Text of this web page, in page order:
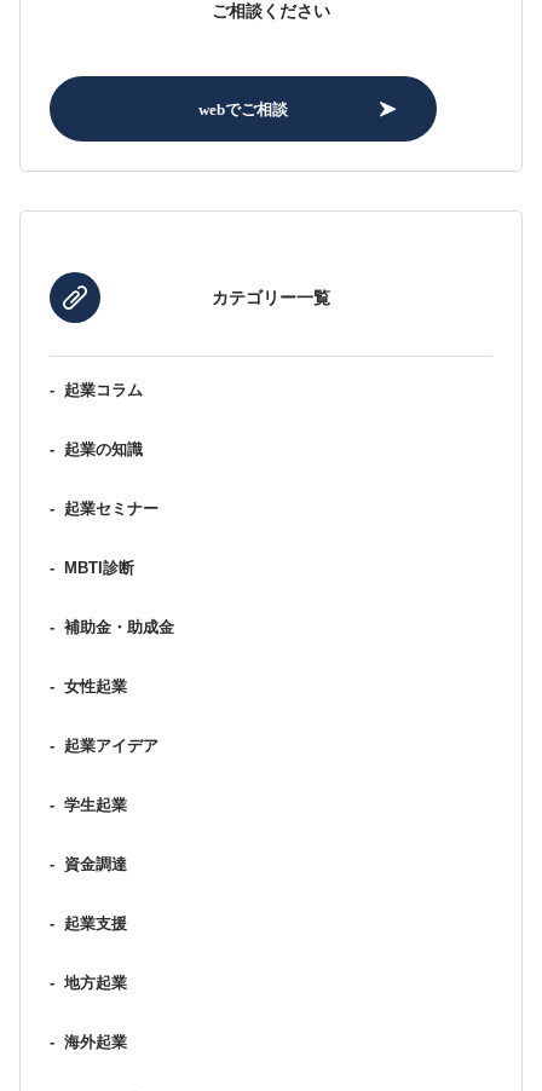
ご相談ください
webでご相談
カテゴリー一覧
- 起業コラム
- 起業の知識
- 起業セミナー
- MBTI診断
- 補助金・助成金
- 女性起業
- 起業アイデア
- 学生起業
- 資金調達
- 起業支援
- 地方起業
- 海外起業